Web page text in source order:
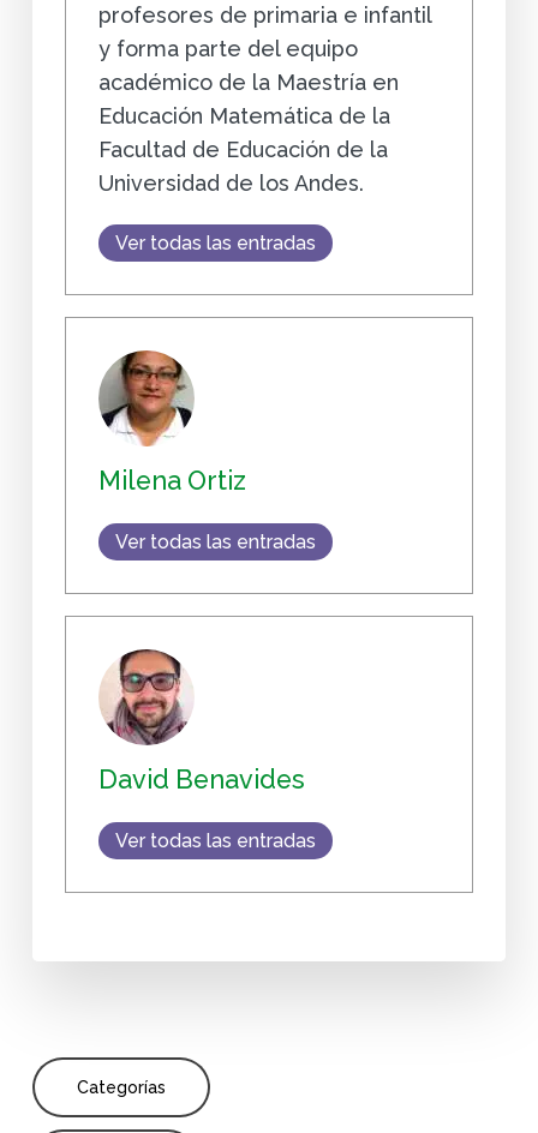
profesores de primaria e infantil
y forma parte del equipo
académico de la Maestría en
Educación Matemática de la
Facultad de Educación de la
Universidad de los Andes.
Ver todas las entradas
Milena Ortiz
Ver todas las entradas
David Benavides
Ver todas las entradas
Categorías